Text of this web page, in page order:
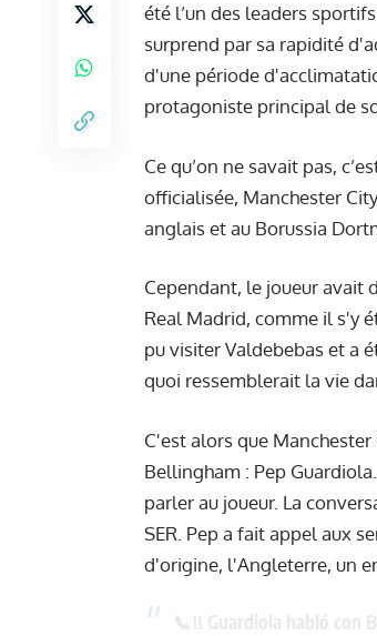
été l’un des leaders
surprend par sa rapidité
d'une période
protagoniste principal de
Ce qu’on ne savait pas,
officialisée, Manchester
anglais et au Borussia
Cependant, le joueur avait
Real Madrid, comme il s'y
pu visiter Valdebebas et a
quoi ressemblerait la vie
C'est alors que
Bellingham : Pep
parler au joueur. La
SER . Pep a fait appel aux
d'origine, l'Angleterre, un